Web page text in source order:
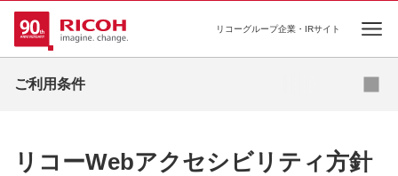
リコーグループ企業・IRサイト
ご利用条件
ご利用条件
リコーWebアクセシビリティ方針